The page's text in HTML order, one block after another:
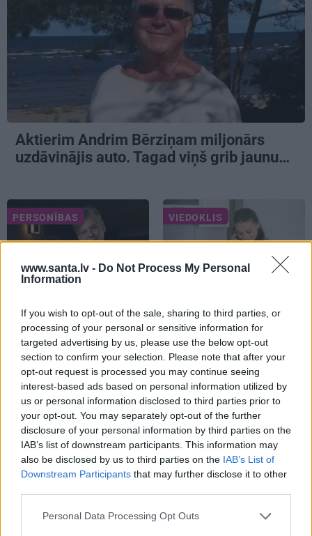
www.santa.lv - Do Not Process My Personal
Information
If you wish to opt-out of the sale, sharing to third parties, or
processing of your personal or sensitive information for
targeted advertising by us, please use the below opt-out
section to confirm your selection. Please note that after your
opt-out request is processed you may continue seeing
interest-based ads based on personal information utilized by
us or personal information disclosed to third parties prior to
your opt-out. You may separately opt-out of the further
disclosure of your personal information by third parties on the
IAB’s list of downstream participants. This information may
also be disclosed by us to third parties on the IAB’s List of
Downstream Participants that may further disclose it to other
Personal Data Processing Opt Outs
Aktierim Andrim Bērziņam miljonārs
uzdāvinājis auto. Tagad viņš grib jaunu…
PERSONĪBAS
Džilindžera mīļoto Lindu
Kalniņu piemeklējušas
savādas sajūtas. Viņa
atklāj iemeslu
VIEDOKLIS
Darbs no mājām –
aizliegt vai turpināt?
Karstus viedokļus pauž
Ķestere, Rasnačs un
daudzi citi
SPORTS